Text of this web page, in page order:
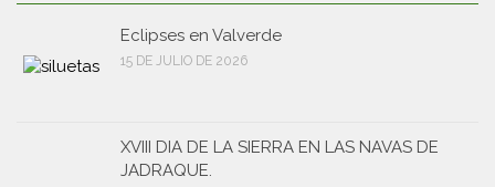
Eclipses en Valverde
15 DE JULIO DE 2026
XVIII DIA DE LA SIERRA EN LAS NAVAS DE
JADRAQUE.